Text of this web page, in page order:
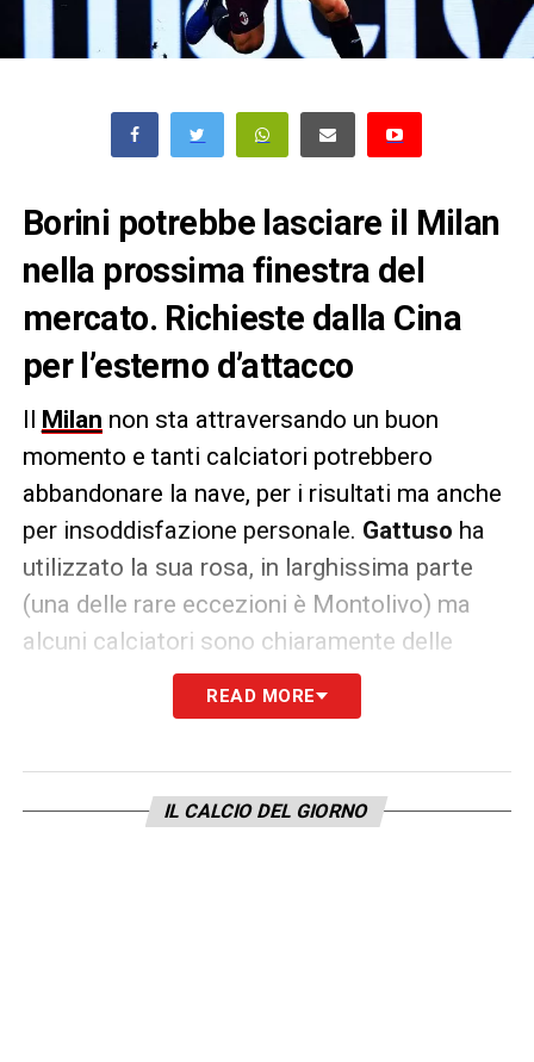
Borini potrebbe lasciare il Milan
nella prossima finestra del
mercato. Richieste dalla Cina
per l’esterno d’attacco
Milan non sta attraversando un buon
momento e tanti calciatori potrebbero
abbandonare la nave, per i risultati ma anche
per insoddisfazione personale. Gattuso ha
utilizzato la sua rosa, in larghissima parte
(una delle rare eccezioni è Montolivo) ma
alcuni calciatori sono chiaramente delle
riserve e potrebbero chiedere la cessione per
andare a giocare di più altrove. Uno di questi
L’attaccante rossonero, ex Liverpool e Roma,
READ MORE
IL CALCIO DEL GIORNO